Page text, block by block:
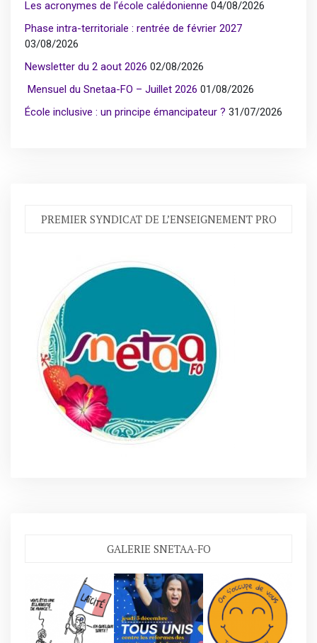
Les acronymes de l’école calédonienne 04/08/2026
Phase intra-territoriale : rentrée de février 2027
03/08/2026
Newsletter du 2 aout 2026 02/08/2026
Mensuel du Snetaa-FO – Juillet 2026 01/08/2026
École inclusive : un principe émancipateur ? 31/07/2026
PREMIER SYNDICAT DE L’ENSEIGNEMENT PRO
GALERIE SNETAA-FO